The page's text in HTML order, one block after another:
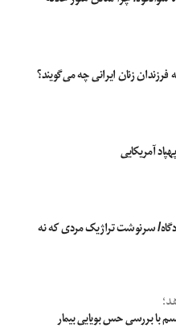
فرزندان زنان ایرانی چه می‌گویند؟
سرنوشت تراژیک مردی که نه
با بررسی حس بویایی بیمار